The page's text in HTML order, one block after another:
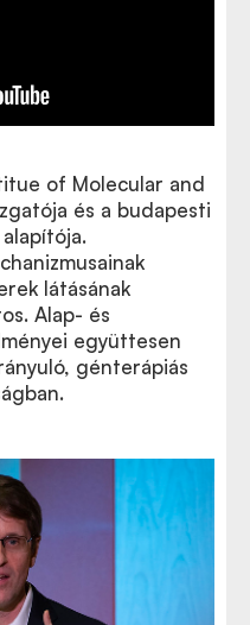
of Molecular and
és a budapesti
látásának
Alap- és
együttesen
génterápiás